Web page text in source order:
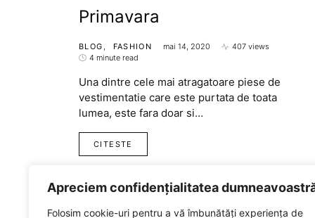
Apreciem confidențialitatea
Folosim cookie-uri pentru a vă îmbunătăți experiența de
Primavara
BLOG FASHION mai 14, 2020
407 views
4 minute read
Una dintre cele mai atragatoare piese de
vestimentatie care este purtata de toata
lumea, este fara doar si…
CITESTE